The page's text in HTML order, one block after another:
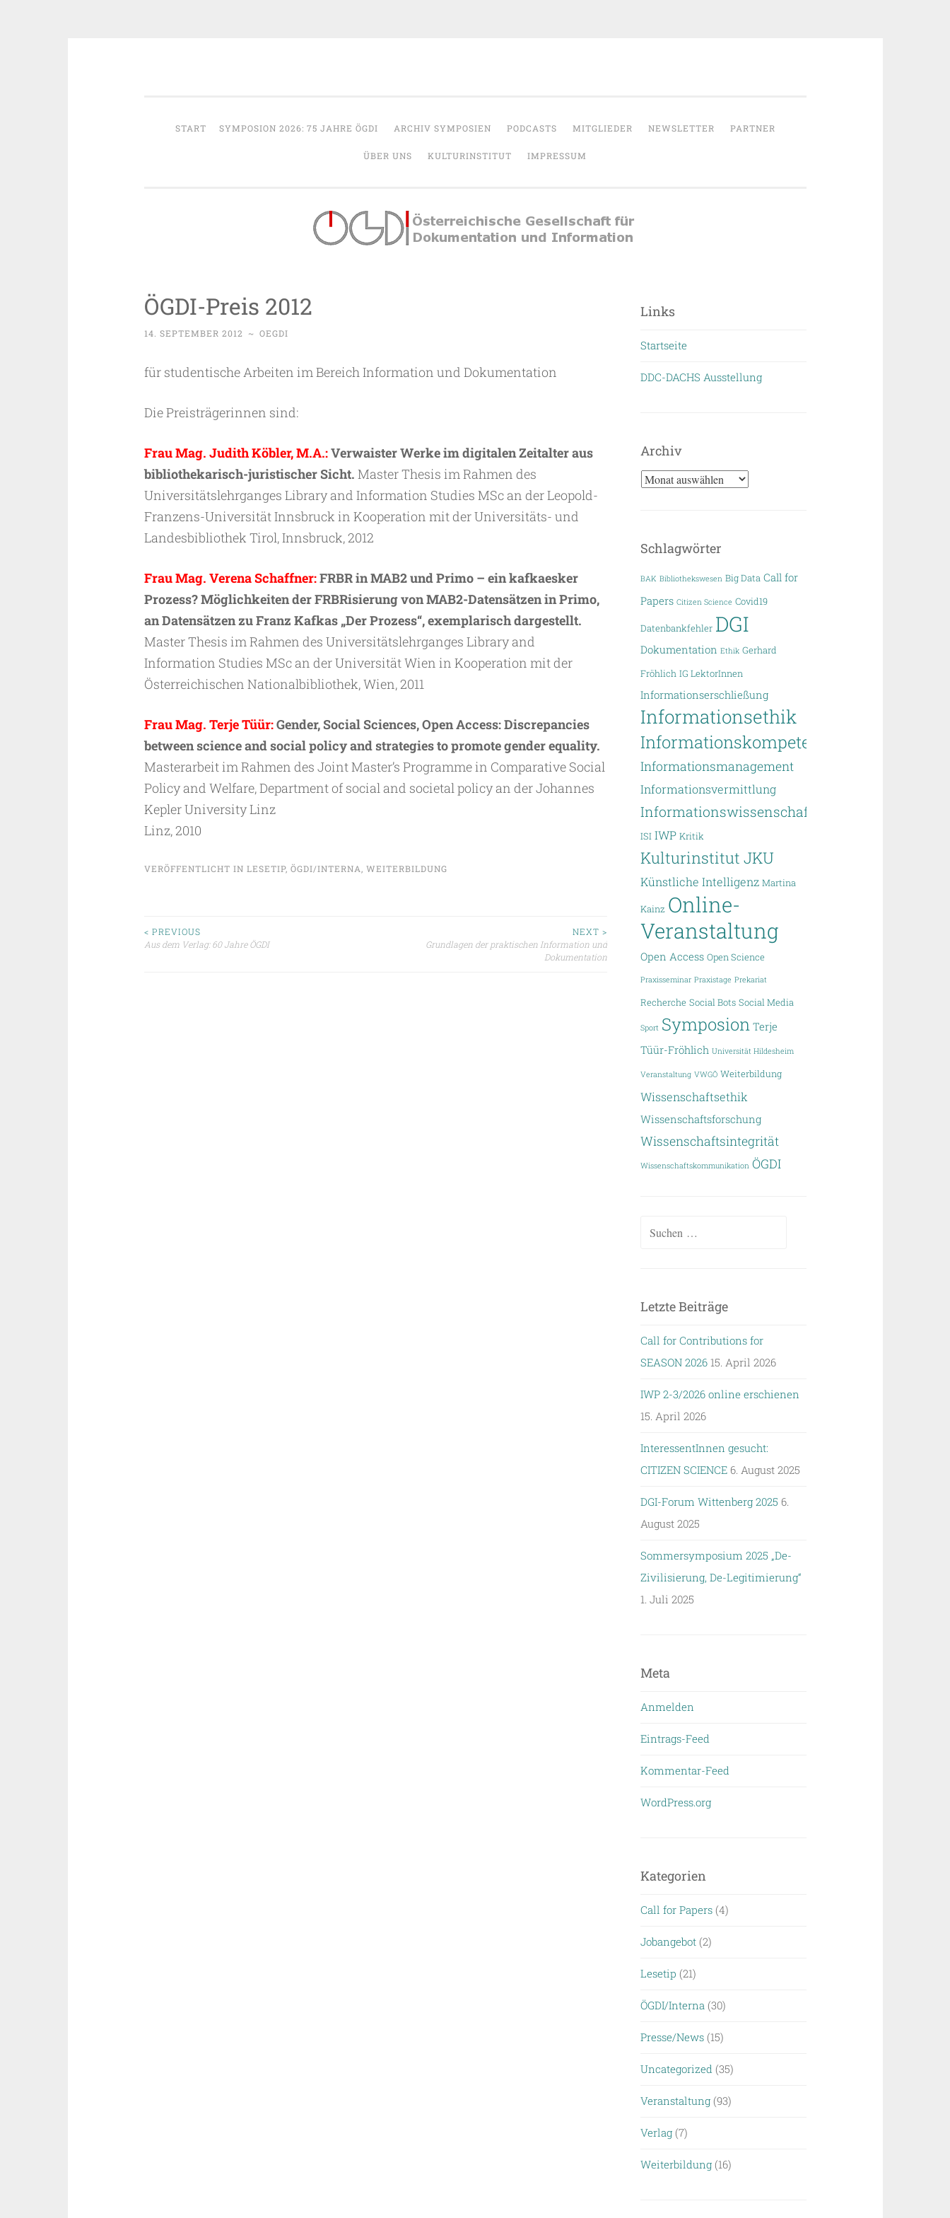
springenSTART SYMPOSION 2026: 75 JAHRE ÖGDI ARCHIV SYMPOSIEN PODCASTS MITGLIEDER NEWSLETTER PARTNER
ÜBER UNS KULTURINSTITUT IMPRESSUM
ÖGDI-Preis 2012
14. SEPTEMBER 2012 ~ OEGDI
für studentische Arbeiten im Bereich Information und Dokumentation
Die Preisträgerinnen sind:
Frau Mag. Judith Köbler, M.A.:Verwaister Werke im digitalen Zeitalter aus
bibliothekarisch-juristischer Sicht. Master Thesis im Rahmen des
Universitätslehrganges Library and Information Studies MSc an der Leopold-
Franzens-Universität Innsbruck in Kooperation mit der Universitäts- und
Landesbibliothek Tirol, Innsbruck, 2012
Frau Mag. Verena Schaffner:FRBR in MAB2 und Primo – ein kafkaesker
Prozess? Möglichkeiten der FRBRisierung von MAB2-Datensätzen in Primo,
an Datensätzen zu Franz Kafkas „Der Prozess“, exemplarisch dargestellt.
Master Thesis im Rahmen des Universitätslehrganges Library and
Information Studies MSc an der Universität Wien in Kooperation mit der
Österreichischen Nationalbibliothek, Wien, 2011
Frau Mag. Terje Tüür:Gender, Social Sciences, Open Access: Discrepancies
between science and social policy and strategies to promote gender equality.
Masterarbeit im Rahmen des Joint Master’s Programme in Comparative Social
Policy and Welfare, Department of social and societal policy an der Johannes
Kepler University Linz
Linz, 2010
VERÖFFENTLICHT IN LESETIP, ÖGDI/INTERNA, WEITERBILDUNG
Beitragsnavigation
< PREVIOUS
Aus dem Verlag: 60 Jahre ÖGDI
NEXT >
Grundlagen der praktischen Information und
Dokumentation
Links
Startseite
DDC-DACHS Ausstellung
Archiv
Archiv
Schlagwörter
BAK Bibliothekswesen Big Data Call for
Papers Citizen Science Covid19
Datenbankfehler DGI
Dokumentation Ethik Gerhard
Fröhlich IG LektorInnen
Informationserschließung
Informationsethik
Informationskompetenz
Informationsmanagement
Informationsvermittlung
Informationswissenschaft
ISI IWP Kritik
Kulturinstitut JKU
Künstliche Intelligenz Martina
Kainz Online-
Veranstaltung
Open Access Open Science
Praxisseminar Praxistage Prekariat
Recherche Social Bots Social Media
Sport Symposion Terje
Tüür-Fröhlich Universität Hildesheim
Veranstaltung VWGÖ Weiterbildung
Wissenschaftsethik
Wissenschaftsforschung
Wissenschaftsintegrität
Wissenschaftskommunikation ÖGDI
Suchen
Letzte Beiträge
Call for Contributions for
SEASON 2026 15. April 2026
IWP 2-3/2026 online erschienen
15. April 2026
InteressentInnen gesucht:
CITIZEN SCIENCE 6. August 2025
DGI-Forum Wittenberg 2025 6.
August 2025
Sommersymposium 2025 „De-
Zivilisierung, De-Legitimierung“
1. Juli 2025
Meta
Anmelden
Eintrags-Feed
Kommentar-Feed
WordPress.org
Kategorien
Call for Papers (4)
Jobangebot (2)
Lesetip (21)
ÖGDI/Interna (30)
Presse/News (15)
Uncategorized (35)
Veranstaltung (93)
Verlag (7)
Weiterbildung (16)